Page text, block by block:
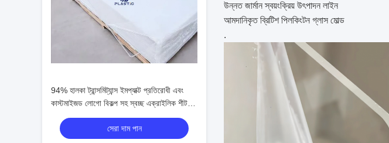
94% হালকা ট্রান্সমিট্যান্স ইমপ্যাক্ট প্রতিরোধী এবং
কাস্টমাইজড লোগো বিকল্প সহ স্বচ্ছ এক্রাইলিক শীট
প্লেক্সিগ্লাস
সেরা দাম পান
উন্নত জার্মান স্বয়ংক্রিয় উৎপাদন লাইন
আমদানিকৃত ব্রিটিশ পিলকিংটন গ্লাস মোল্ড
.